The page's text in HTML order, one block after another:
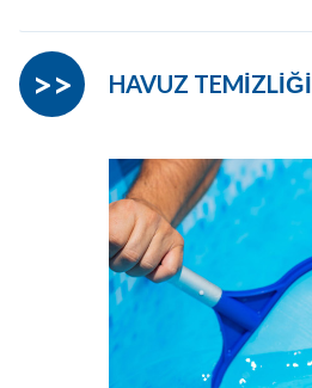
HAVUZ TEMİZLİĞİ
>>